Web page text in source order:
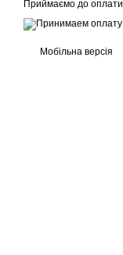
Приймаємо до оплати
Мобільна версія